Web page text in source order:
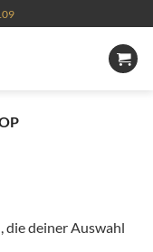
die deiner Auswahl